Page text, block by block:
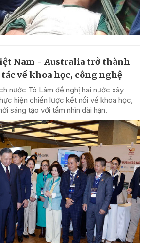
Nam - Australia trở thành
về khoa học, công nghệ
nước Tô Lâm đề nghị hai nước xây
hiện chiến lược kết nối về khoa học,
sáng tạo với tầm nhìn dài hạn.